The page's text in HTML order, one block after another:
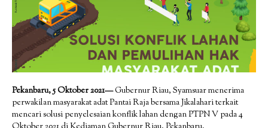
Pekanbaru, 5 Oktober 2021—Gubernur Riau, Syamsuar menerima
perwakilan masyarakat adat Pantai Raja bersama Jikalahari terkait
mencari solusi penyelesaian konflik lahan dengan PTPN V pada 4